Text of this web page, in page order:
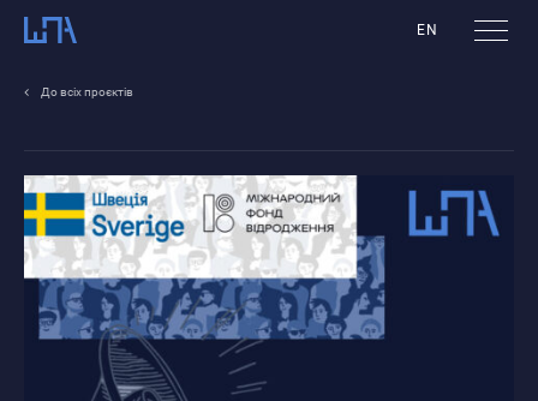
EN
До всіх проєктів